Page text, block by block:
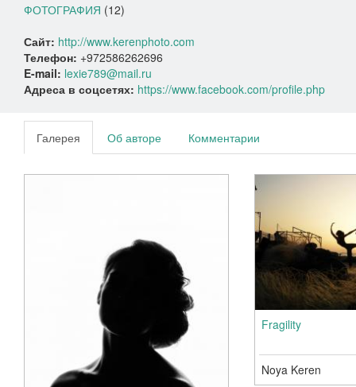
ФОТОГРАФИЯ (12)
Сайт: http://www.kerenphoto.com
Телефон: +972586262696
E-mail: lexie789@mail.ru
Адреса в соцсетях: https://www.facebook.com/profile.php
Галерея Об авторе Комментарии
Fragility
Noya Keren